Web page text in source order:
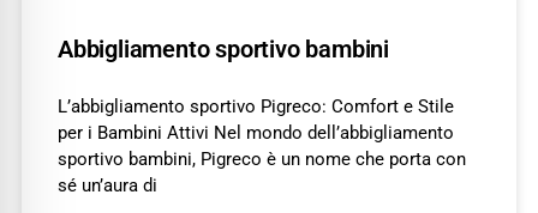
Abbigliamento sportivo bambini
L’abbigliamento sportivo Pigreco: Comfort e Stile
per i Bambini Attivi Nel mondo dell’abbigliamento
sportivo bambini, Pigreco è un nome che porta con
sé un’aura di